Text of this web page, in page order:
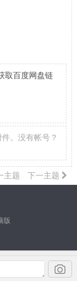
取百度网盘链
。没有帐号？
下一主题
主题
版